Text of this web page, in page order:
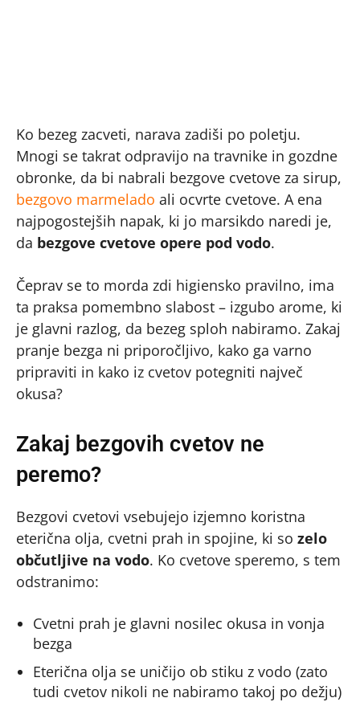
Ko bezeg zacveti, narava zadiši po poletju.
Mnogi se takrat odpravijo na travnike in gozdne
obronke, da bi nabrali bezgove cvetove za sirup,
bezgovo marmelado ali ocvrte cvetove. A ena
najpogostejših napak, ki jo marsikdo naredi je,
da bezgove cvetove opere pod vodo.
Čeprav se to morda zdi higiensko pravilno, ima
ta praksa pomembno slabost – izgubo arome, ki
je glavni razlog, da bezeg sploh nabiramo. Zakaj
pranje bezga ni priporočljivo, kako ga varno
pripraviti in kako iz cvetov potegniti največ
okusa?
Zakaj bezgovih cvetov ne
peremo?
Bezgovi cvetovi vsebujejo izjemno koristna
eterična olja, cvetni prah in spojine, ki so zelo
občutljive na vodo. Ko cvetove speremo, s tem
odstranimo:
Cvetni prah je glavni nosilec okusa in vonja
bezga
Eterična olja se uničijo ob stiku z vodo (zato
tudi cvetov nikoli ne nabiramo takoj po dežju)